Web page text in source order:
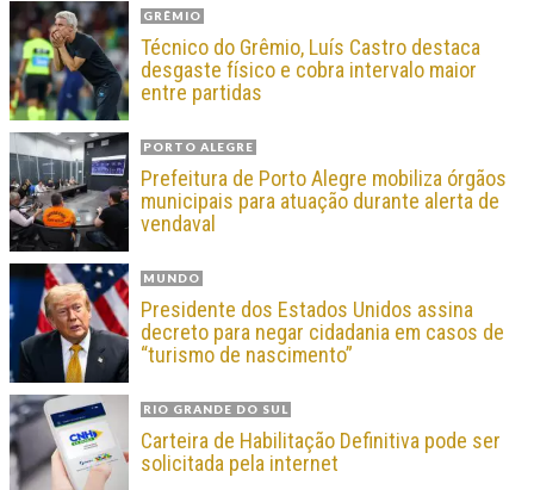
GRÊMIO
Técnico do Grêmio, Luís Castro destaca
desgaste físico e cobra intervalo maior
entre partidas
PORTO ALEGRE
Prefeitura de Porto Alegre mobiliza órgãos
municipais para atuação durante alerta de
vendaval
MUNDO
Presidente dos Estados Unidos assina
decreto para negar cidadania em casos de
“turismo de nascimento”
RIO GRANDE DO SUL
Carteira de Habilitação Definitiva pode ser
solicitada pela internet